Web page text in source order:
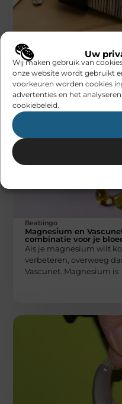
Uw
Wij maken gebruik van
onze website wordt gebruikt
voorkeuren worden cookies
advertenties en het
cookiebeleid.
Uw apotheek in Lier:
verhalen samenkomen
Achter elke coronatest
verpleegkundige die
beschermende kleding
Beabingo
Magnesium en
combinatie voor je
Als je magnesium wilt
verbeteren, overweeg
Vascunet. Magnesium is